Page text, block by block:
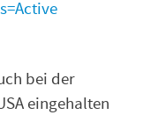
bei der
eingehalten